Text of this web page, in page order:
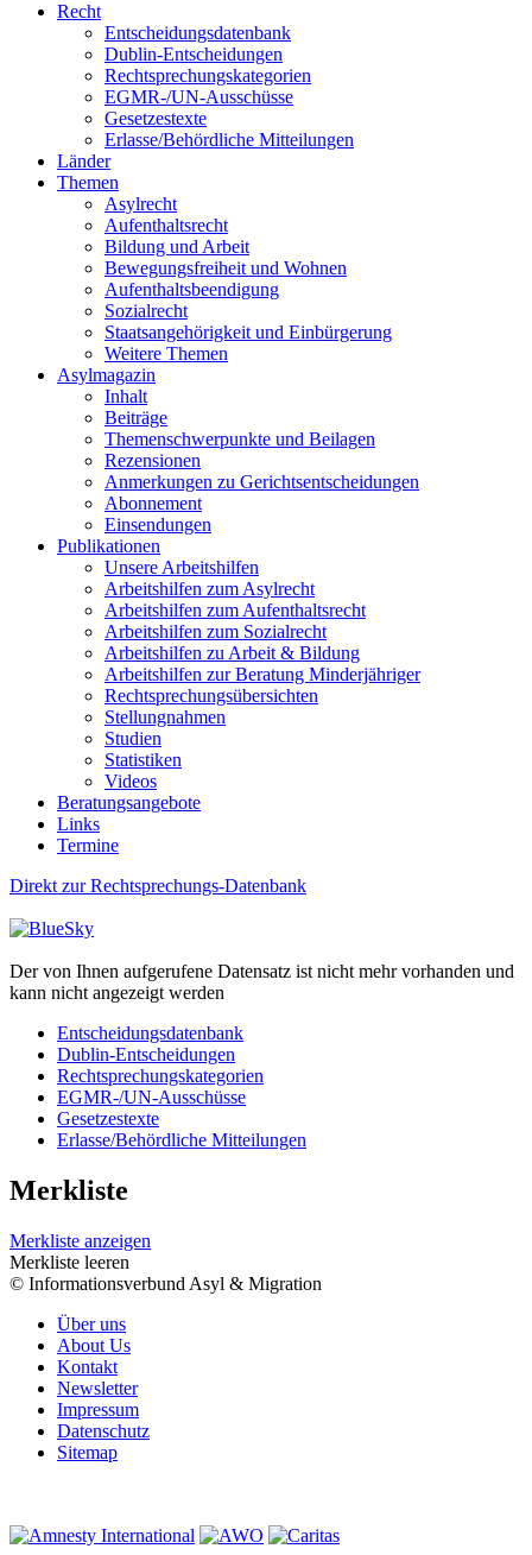
Recht
Entscheidungsdatenbank
Dublin-Entscheidungen
Rechtsprechungskategorien
EGMR-/UN-Ausschüsse
Gesetzestexte
Erlasse/Behördliche Mitteilungen
Länder
Themen
Asylrecht
Aufenthaltsrecht
Bildung und Arbeit
Bewegungsfreiheit und Wohnen
Aufenthaltsbeendigung
Sozialrecht
Staatsangehörigkeit und Einbürgerung
Weitere Themen
Asylmagazin
Inhalt
Beiträge
Themenschwerpunkte und Beilagen
Rezensionen
Anmerkungen zu Gerichtsentscheidungen
Abonnement
Einsendungen
Publikationen
Unsere Arbeitshilfen
Arbeitshilfen zum Asylrecht
Arbeitshilfen zum Aufenthaltsrecht
Arbeitshilfen zum Sozialrecht
Arbeitshilfen zu Arbeit & Bildung
Arbeitshilfen zur Beratung Minderjähriger
Rechtsprechungsübersichten
Stellungnahmen
Studien
Statistiken
Videos
Beratungsangebote
Links
Termine
Direkt zur Rechtsprechungs-Datenbank
Der von Ihnen aufgerufene Datensatz ist nicht mehr vorhanden und
kann nicht angezeigt werden
Entscheidungsdatenbank
Dublin-Entscheidungen
Rechtsprechungskategorien
EGMR-/UN-Ausschüsse
Gesetzestexte
Erlasse/Behördliche Mitteilungen
Merkliste
Merkliste anzeigen
Merkliste leeren
© Informationsverbund Asyl & Migration
Über uns
About Us
Kontakt
Newsletter
Impressum
Datenschutz
Sitemap